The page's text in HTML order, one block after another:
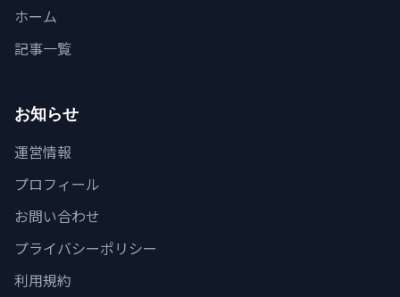
ホーム
記事一覧
お知らせ
運営情報
プロフィール
お問い合わせ
プライバシーポリシー
利用規約